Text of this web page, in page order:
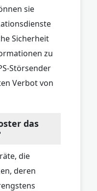
sie
Sicherheit
zu
Störsender
Verbot von
das
die
deren